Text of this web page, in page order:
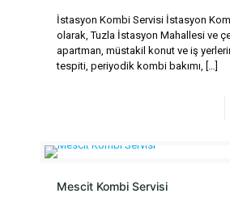
İstasyon Kombi Servisi İstasyon
olarak, Tuzla İstasyon Mahallesi ve
apartman, müstakil konut ve iş
tespiti, periyodik kombi bakımı, […]
Mescit Kombi Servisi